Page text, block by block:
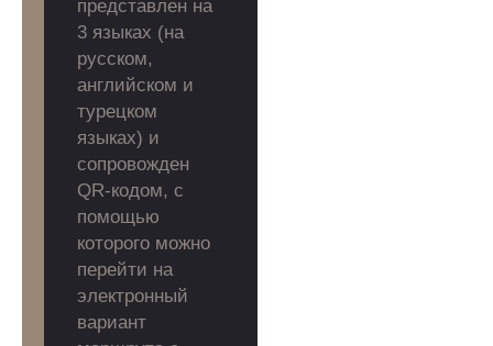
представлен на
3 языках (на
русском,
английском и
турецком
языках) и
сопровожден
QR-кодом, с
помощью
которого можно
перейти на
электронный
вариант